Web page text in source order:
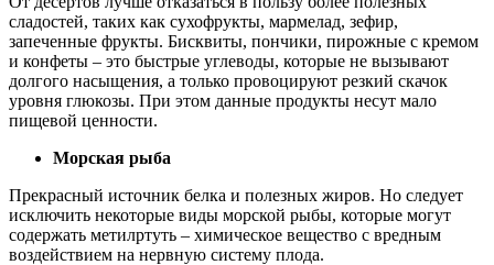
сладостей, таких как сухофрукты, мармелад, зефир,
запеченные фрукты. Бисквиты, пончики, пирожные с кремом
и конфеты – это быстрые углеводы, которые не вызывают
долгого насыщения, а только провоцируют резкий скачок
уровня глюкозы. При этом данные продукты несут мало
пищевой ценности.
Морская рыба
Прекрасный источник белка и полезных жиров. Но следует
исключить некоторые виды морской рыбы, которые могут
содержать метилртуть – химическое вещество с вредным
воздействием на нервную систему плода.